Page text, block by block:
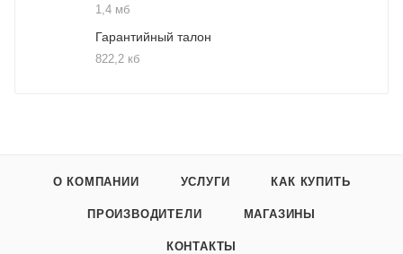
1,4 мб
Гарантийный талон
822,2 кб
О КОМПАНИИ УСЛУГИ КАК КУПИТЬ
ПРОИЗВОДИТЕЛИ МАГАЗИНЫ
КОНТАКТЫ